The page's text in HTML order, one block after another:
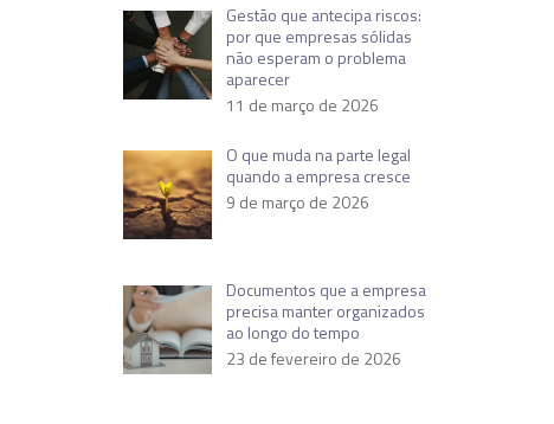
Gestão que antecipa riscos:
por que empresas sólidas
não esperam o problema
aparecer
11 de março de 2026
O que muda na parte legal
quando a empresa cresce
9 de março de 2026
Documentos que a empresa
precisa manter organizados
ao longo do tempo
23 de fevereiro de 2026